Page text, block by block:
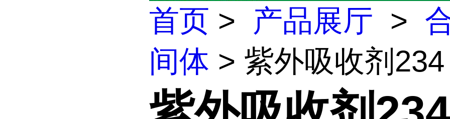
首页 > 产品展厅 >
间体 > 紫外吸收剂234